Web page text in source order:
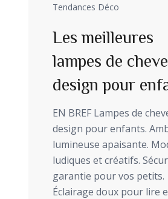
Tendances Déco
Les meilleures
lampes de
design pour
EN BREF Lampes de
design pour enfants.
lumineuse apaisante.
ludiques et créatifs.
garantie pour vos petits.
Éclairage doux pour lire